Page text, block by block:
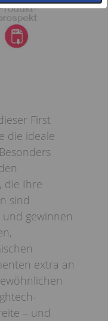
First
die ideale
die Ihre
sind
gewinnen
extra an
– und